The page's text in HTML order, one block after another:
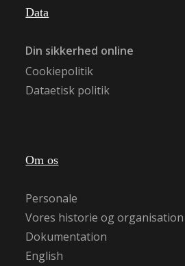
Data
Din sikkerhed online
Cookiepolitik
Dataetisk politik
Om os
Personale
Vores historie og organisation
Dokumentation
English